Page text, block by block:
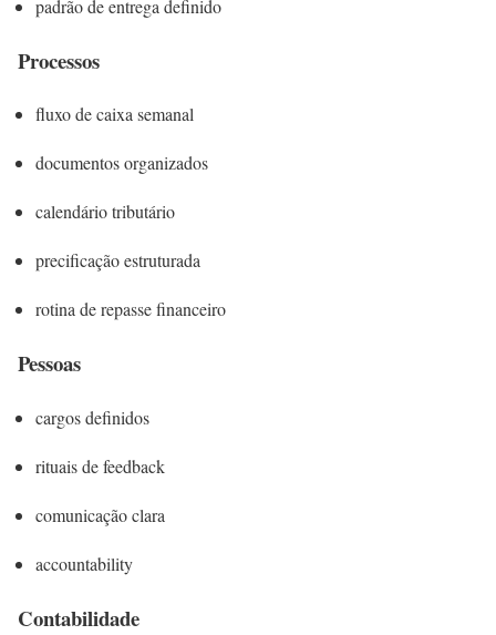
padrão de entrega definido
Processos
fluxo de caixa semanal
documentos organizados
calendário tributário
precificação estruturada
rotina de repasse financeiro
Pessoas
cargos definidos
rituais de feedback
comunicação clara
accountability
Contabilidade